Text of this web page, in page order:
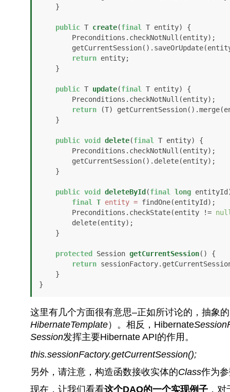
public T create(final T entity)
{
return entity;
public T update(final T entity)
{
return (T)
public void delete(final T entity)
{
public void deleteById (final long
final
T entity = findOne(entityId);
        Preconditions.checkState(entity !=
protected Session getCurrentSession()
{
return
}
这里有几个方面很有意思–正如所讨论的，抽象
HibernateTemplate）。相反，Hibernate
Session发挥主要Hibernate API的作用。
this.sessionFactory.getCurrentSession();
另外，请注意，构造函数接收实体的Class作为
现在，让我们看看这个DAO的一个实现例子，对